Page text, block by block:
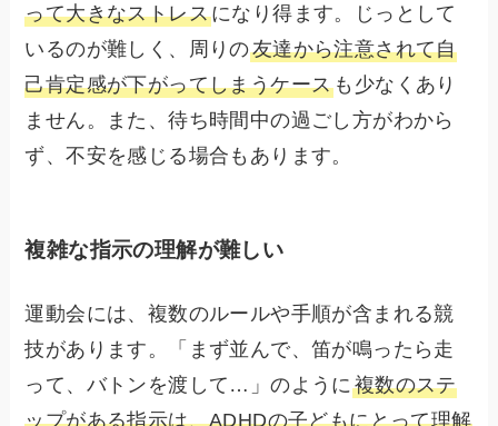
って大きなストレスになり得ます。じっとして
いるのが難しく、周りの友達から注意されて自
己肯定感が下がってしまうケース も少なくあり
ません。また、待ち時間中の過ごし方がわから
ず、不安を感じる場合もあります。
複雑な指示の理解が難しい
運動会には、複数のルールや手順が含まれる競
技があります。「まず並んで、笛が鳴ったら走
って、バトンを渡して…」のように複数のステ
ップがある指示は、ADHDの子どもにとって理解